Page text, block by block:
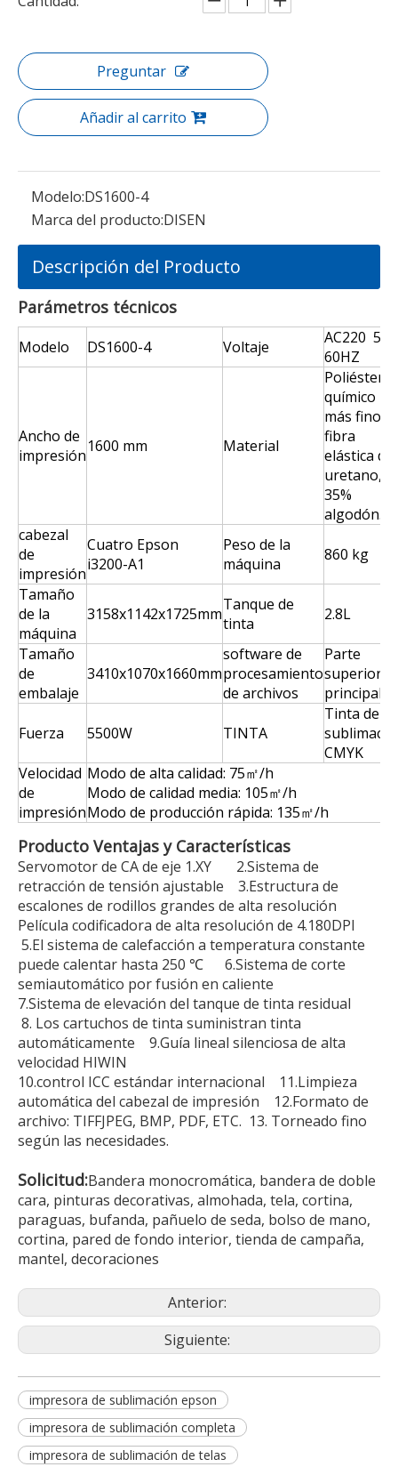
Preguntar
Añadir al carrito
Modelo:DS1600-4
Marca del producto:DISEN
Descripción del Producto
Parámetros técnicos
Modelo DS1600-4 Voltaje
AC220 50-
60HZ
Ancho de
impresión1600 mm Material
Poliéster,
químico
más fino,
fibra
elástica de
uretano,
35%
algodón.
cabezal
de
impresión
Cuatro Epson
i3200-A1
Peso de la
máquina
860 kg
Tamaño
de la
máquina
3158x1142x1725mmTanque de
tinta
2.8L
Tamaño
de
embalaje
3410x1070x1660mm
software de
procesamiento
de archivos
Parte
superior
principal
Fuerza 5500W TINTA
Tinta de
CMYK
Velocidad
de
impresión
Modo de alta calidad: 75㎡/h
Modo de calidad media: 105㎡/h
Modo de producción rápida: 135㎡/h
Producto Ventajas y Características
Servomotor de CA de eje 1.XY 2.Sistema de
retracción de tensión ajustable 3.Estructura de
escalones de rodillos grandes de alta resolución
Película codificadora de alta resolución de 4.180DPI
5.El sistema de calefacción a temperatura constante
puede calentar hasta 250 ℃ 6.Sistema de corte
semiautomático por fusión en caliente
7.Sistema de elevación del tanque de tinta residual
8. Los cartuchos de tinta suministran tinta
automáticamente 9.Guía lineal silenciosa de alta
velocidad HIWIN
10.control ICC estándar internacional 11.Limpieza
automática del cabezal de impresión 12.Formato de
archivo: TIFFJPEG, BMP, PDF, ETC. 13. Torneado fino
según las necesidades.
Solicitud:Bandera monocromática, bandera de doble
cara, pinturas decorativas, almohada, tela, cortina,
paraguas, bufanda, pañuelo de seda, bolso de mano,
cortina, pared de fondo interior, tienda de campaña,
mantel, decoraciones
Anterior:
Siguiente:
impresora de sublimación epson
impresora de sublimación completa
impresora de sublimación de telas